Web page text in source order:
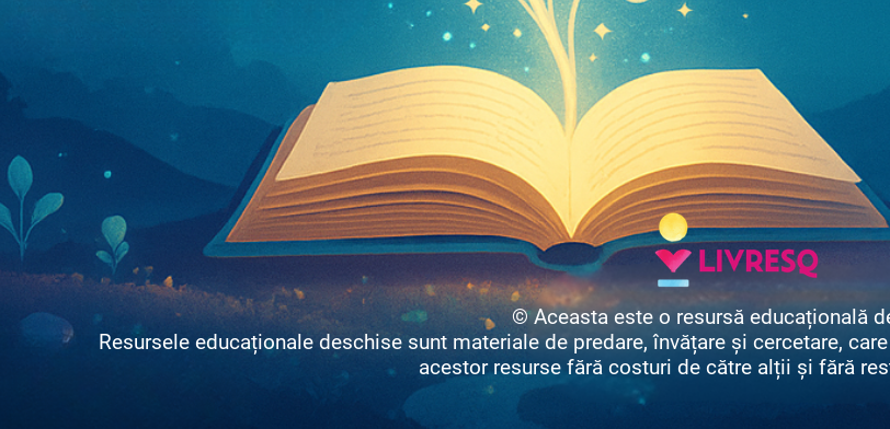
© Aceasta este o resursă educațională
Resursele educaționale deschise sunt materiale de predare, învățare și cercetare,
acestor resurse fără costuri de către alții și fără